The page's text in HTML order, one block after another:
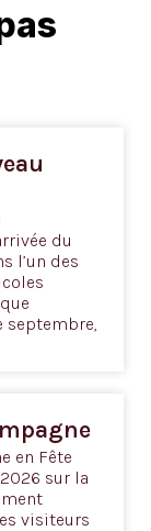
du
l’un des
septembre,
en Fête
sur la
visiteurs